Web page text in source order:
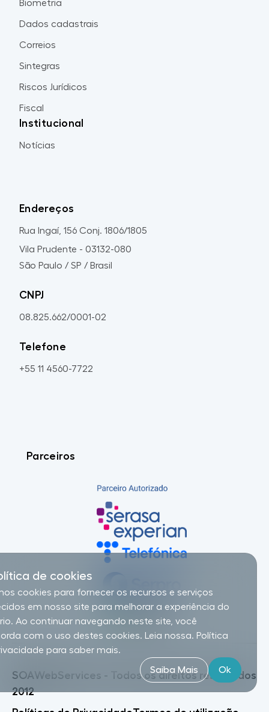
Endereços
Rua Ingaí, 156 Conj. 1806/1805
Vila Prudente - 03132-080
São Paulo / SP / Brasil
CNPJ
08.825.662/0001-02
Telefone
+55 11 4560-7722
Parceiros
Biometria
Dados cadastrais
Correios
Sintegras
Riscos Jurídicos
Fiscal
Institucional
Notícias
SOAWebServices - Todos os direitos reservados
2012
de cookies
cookies para fornecer os recursos e serviços
em nosso site para melhorar a experiência do
Ao continuar navegando neste site, você
com o uso destes cookies. Leia nossa. Política
para saber mais.
Saiba Mais Ok